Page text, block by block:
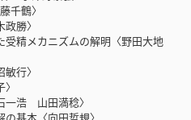
鶴〉
勝〉
精メカニズムの解明〈野田大地
行〉
浩 山田満稔〉